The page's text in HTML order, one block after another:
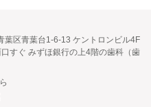
葉区青葉台1-6-13 ケントロンビル4F
すぐ みずほ銀行の上4階の歯科（歯